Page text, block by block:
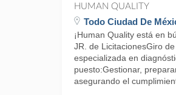
HUMAN QUALITY
Todo Ciudad De
¡Human Quality está en
JR. de LicitacionesGiro
especializada en
puesto:Gestionar,
asegurando el